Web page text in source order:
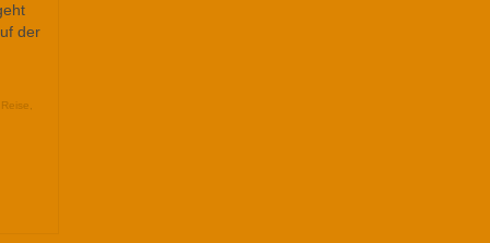
der
Reise,